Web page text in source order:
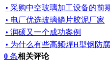
• 采购中空玻璃加工设备的前
• 电厂优选玻璃鳞片胶泥厂家
• 润硕又一个成功案例
• 为什么有些高频焊H型钢防
0 条相关评论